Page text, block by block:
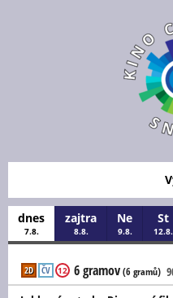
dnes
7.8.
zajtra
8.8.
Ne
9.8.
St
12.8.
6 gramov(6 gramů)
2D ČV 12